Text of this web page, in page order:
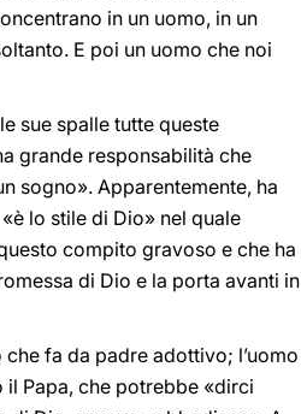
in un uomo, in un
E poi un uomo che noi
sue spalle tutte queste
grande responsabilità che
sogno». Apparentemente, ha
lo stile di Dio» nel quale
compito gravoso e che ha
di Dio e la porta avanti in
fa da padre adottivo; l’uomo
il Papa, che potrebbe «dirci